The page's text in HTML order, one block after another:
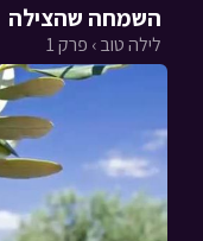
השמחה שהצילה
לילה טוב › פרק 1